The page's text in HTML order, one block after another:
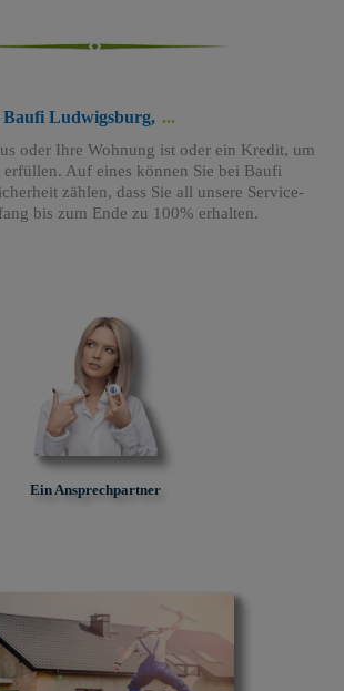
Baufi Ludwigsburg,
oder Ihre Wohnung ist oder ein Kredit, um
erfüllen. Auf eines können Sie bei Baufi
zählen, dass Sie all unsere Service-
bis zum Ende zu 100% erhalten.
Ein Ansprechpartner